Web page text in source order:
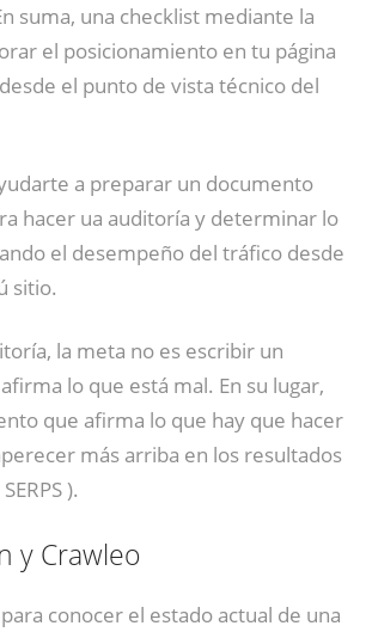
suma, una checklist mediante la
el posicionamiento en tu página
el punto de vista técnico del
a preparar un documento
hacer ua auditoría y determinar lo
el desempeño del tráfico desde
sitio.
la meta no es escribir un
lo que está mal. En su lugar,
que afirma lo que hay que hacer
más arriba en los resultados
).
y Crawleo
conocer el estado actual de una